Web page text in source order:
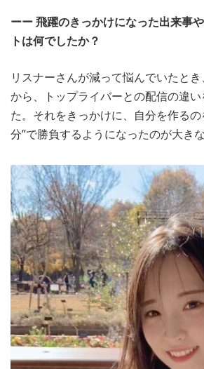
ーー 飛躍のきっかけになった出来事
トは何でしたか？
リスナーさんが減って悩んでいたと
から、トップライバーとの配信の違
た。それをきっかけに、自分を作るの
分”で勝負するようになったのが大き